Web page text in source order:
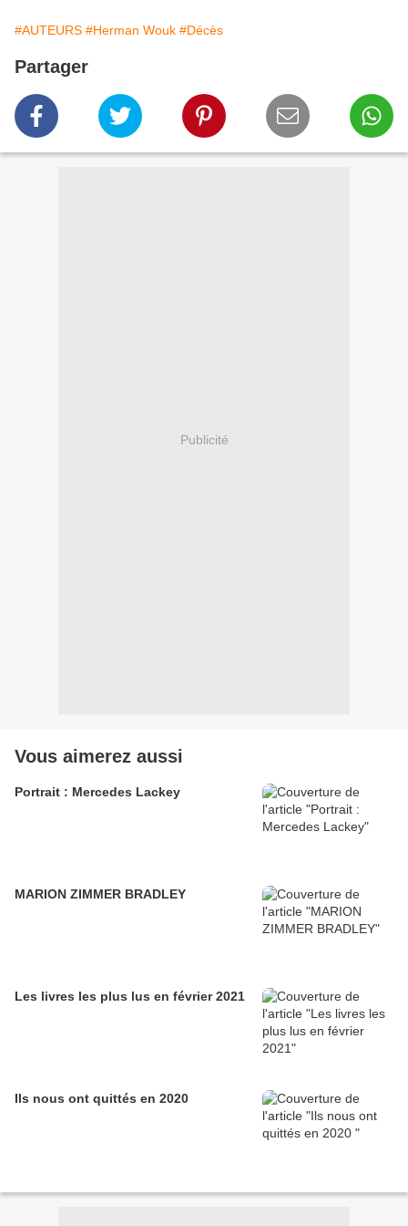
#AUTEURS #Herman Wouk #Décès
Partager
Publicité
Vous aimerez aussi
Portrait : Mercedes Lackey
MARION ZIMMER BRADLEY
Les livres les plus lus en février 2021
Ils nous ont quittés en 2020